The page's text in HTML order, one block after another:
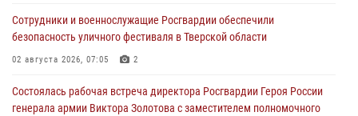
Сотрудники и военнослужащие Росгвардии обеспечили
безопасность уличного фестиваля в Тверской области
02 августа 2026, 07:05 2
Состоялась рабочая встреча директора Росгвардии Героя России
генерала армии Виктора Золотова с заместителем полномочного